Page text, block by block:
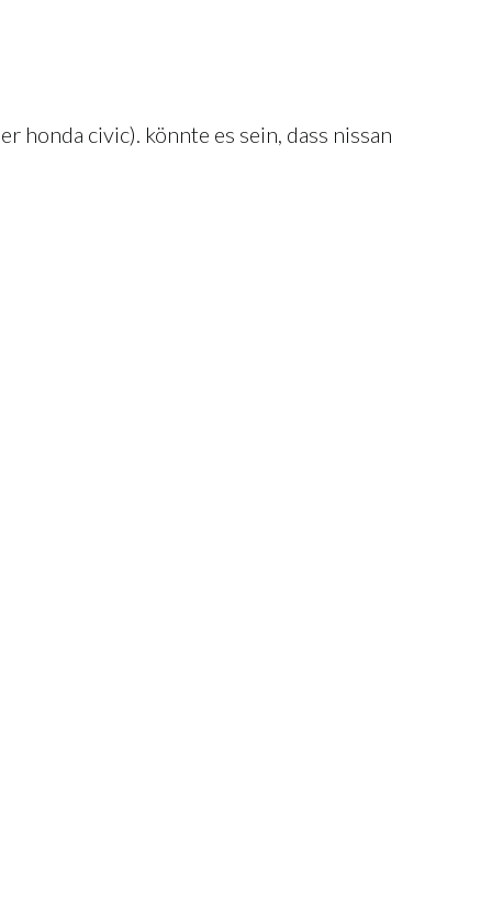
honda civic). könnte es sein, dass nissan